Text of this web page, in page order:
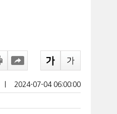
2024-07-04 06:00:00